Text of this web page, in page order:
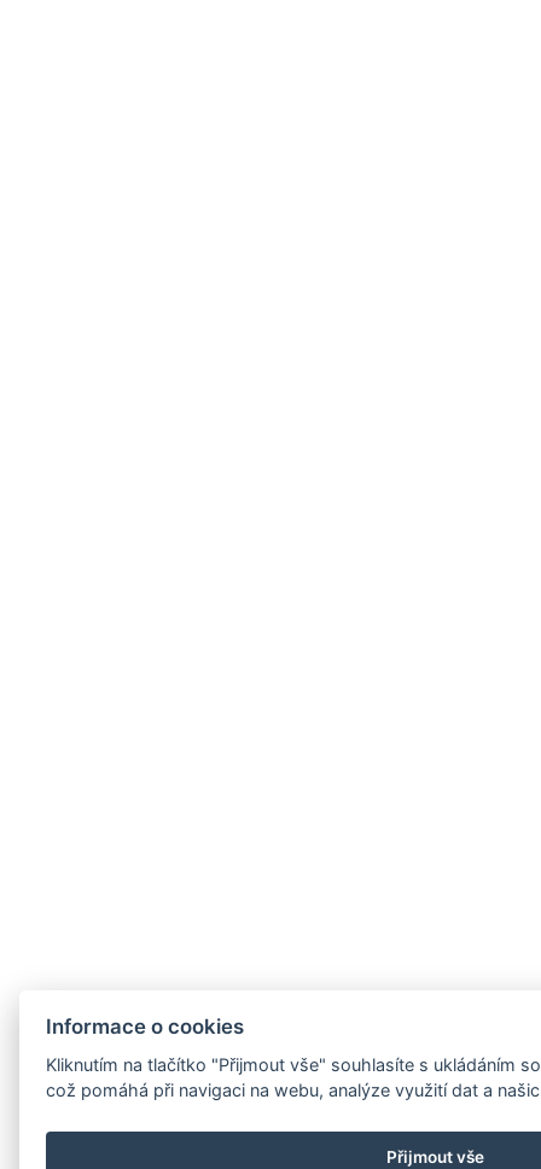
Informace o cookies
Kliknutím na tlačítko "Přijmout vše" souhlasíte s ukládáním
což pomáhá při navigaci na webu, analýze využití dat a
Přijmout vše